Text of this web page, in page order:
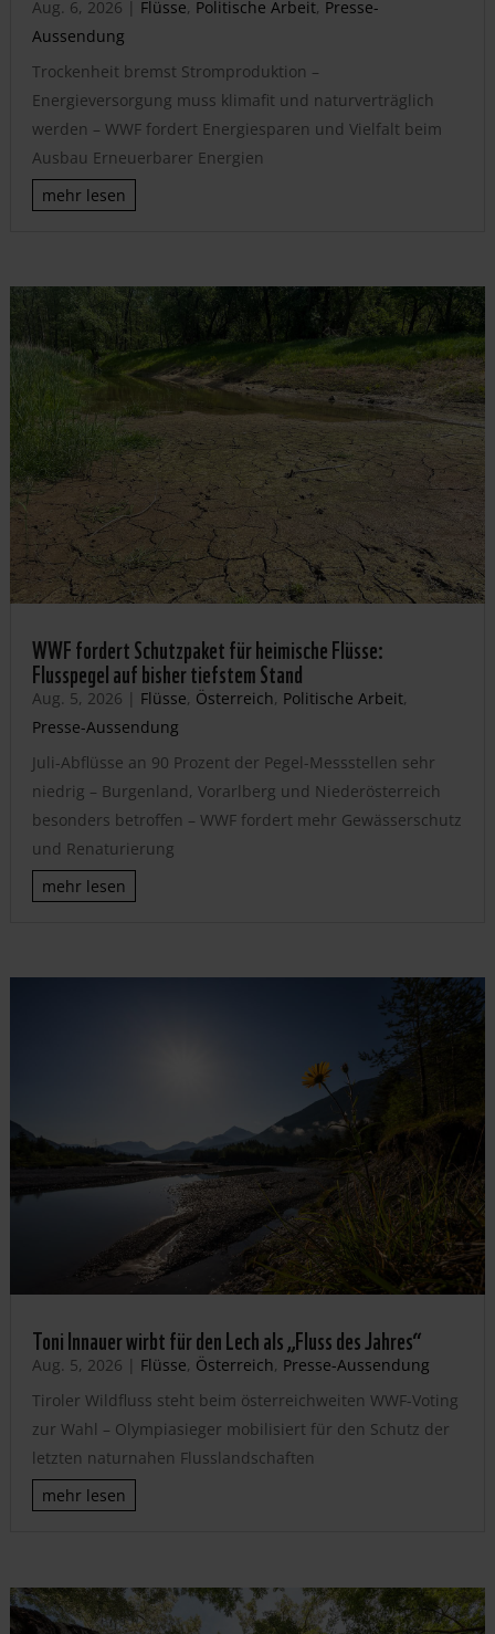
Aug. 6, 2026 | Flüsse, Politische Arbeit, Presse-
Aussendung
Trockenheit bremst Stromproduktion –
Energieversorgung muss klimafit und naturverträglich
werden – WWF fordert Energiesparen und Vielfalt beim
Ausbau Erneuerbarer Energien
mehr lesen
WWF fordert Schutzpaket für heimische Flüsse:
Flusspegel auf bisher tiefstem Stand
Aug. 5, 2026 | Flüsse, Österreich, Politische Arbeit,
Presse-Aussendung
Juli-Abflüsse an 90 Prozent der Pegel-Messstellen sehr
niedrig – Burgenland, Vorarlberg und Niederösterreich
besonders betroffen – WWF fordert mehr Gewässerschutz
und Renaturierung
mehr lesen
Toni Innauer wirbt für den Lech als „Fluss des Jahres“
Aug. 5, 2026 | Flüsse, Österreich, Presse-Aussendung
Tiroler Wildfluss steht beim österreichweiten WWF-Voting
zur Wahl – Olympiasieger mobilisiert für den Schutz der
letzten naturnahen Flusslandschaften
mehr lesen